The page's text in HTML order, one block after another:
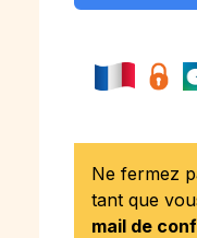
Ne fermez
tant que
mail de